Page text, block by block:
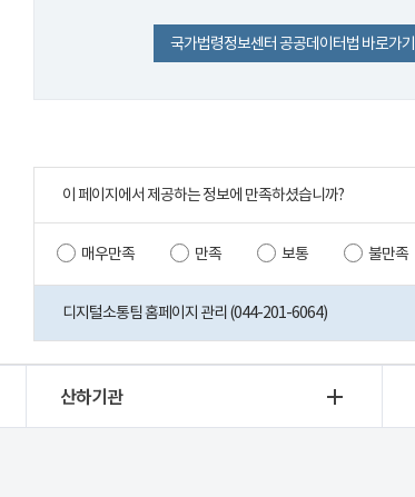
국가법령정보센터 공공데이터법 바로가기
이 페이지에서 제공하는 정보에 만족하셨습니까?
매우만족 만족 보통 불만족
디지털소통팀 홈페이지 관리 (044-201-6064)
산하기관